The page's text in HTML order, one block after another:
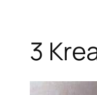
3